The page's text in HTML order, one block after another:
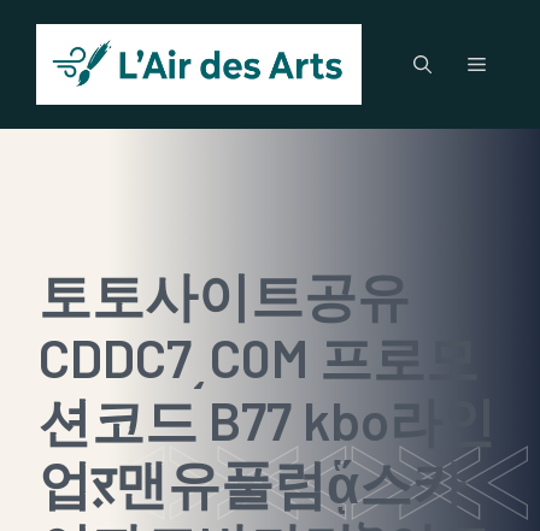
contenu
Menu
토토사이트공유
CDDC7͵C0M 프로모
션코드 B77 kbo라인
업ऱ맨유풀럼ᾅ스카